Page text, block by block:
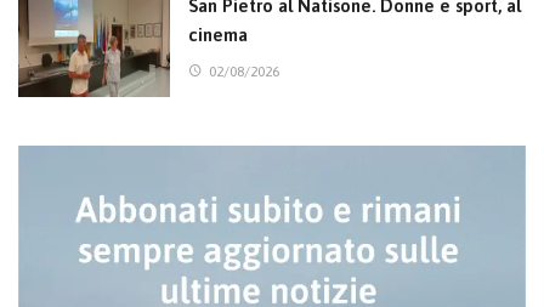
San Pietro al Natisone. Donne e sport, al
cinema
02/08/2026